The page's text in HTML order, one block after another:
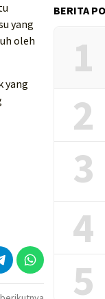
yang
oleh
yang
BERITA
1
2
3
4
5